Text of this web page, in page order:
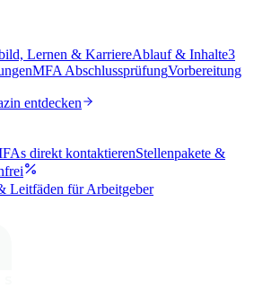
Lernen & KarriereAblauf & Inhalte3
MFA AbschlussprüfungVorbereitung
entdecken
direkt kontaktierenStellenpakete &
Leitfäden für Arbeitgeber